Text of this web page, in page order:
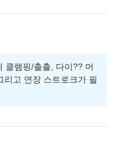
클램핑/출출, 다이?? 머
리고 연장 스트로크가 필